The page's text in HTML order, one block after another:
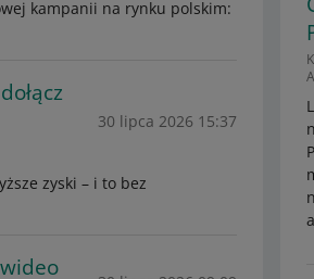
kampanii na rynku polskim:
30 lipca 2026 15:37
zyski – i to bez